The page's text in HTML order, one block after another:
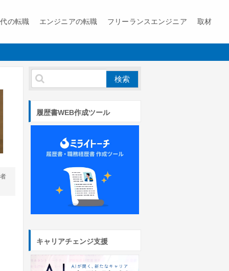
の転職 エンジニアの転職 フリーランスエンジニア 取材
履歴書WEB作成ツール
キャリアチェンジ支援